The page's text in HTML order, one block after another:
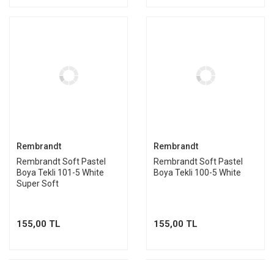
Rembrandt
Rembrandt Soft Pastel
Boya Tekli 101-5 White
Super Soft
155,00 TL
Rembrandt
Rembrandt Soft Pastel
Boya Tekli 100-5 White
155,00 TL